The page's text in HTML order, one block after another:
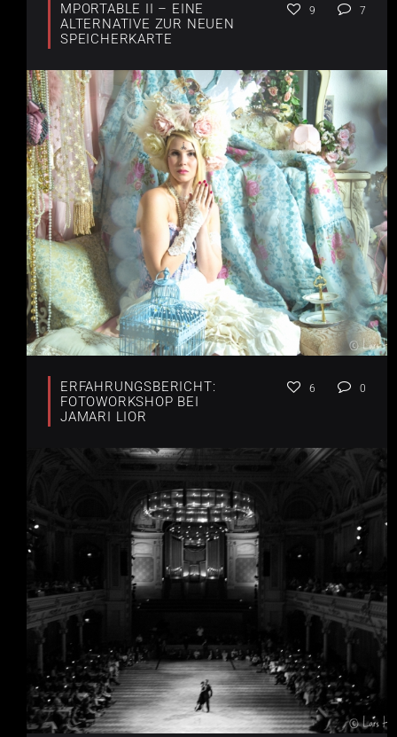
MPORTABLE II – EINE
ALTERNATIVE ZUR NEUEN
SPEICHERKARTE
9 7
ERFAHRUNGSBERICHT:
FOTOWORKSHOP BEI
JAMARI LIOR
6 0